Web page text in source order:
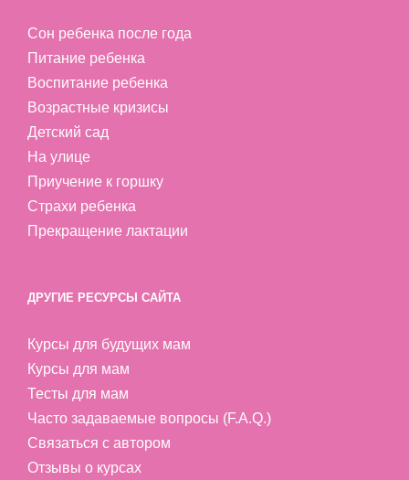
Сон ребенка после года
Питание ребенка
Воспитание ребенка
Возрастные кризисы
Детский сад
На улице
Приучение к горшку
Страхи ребенка
Прекращение лактации
ДРУГИЕ РЕСУРСЫ САЙТА
Курсы для будущих мам
Курсы для мам
Тесты для мам
Часто задаваемые вопросы (F.A.Q.)
Связаться с автором
Отзывы о курсах